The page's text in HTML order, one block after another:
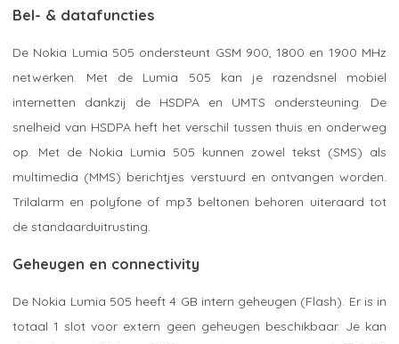
Bel- & datafuncties
De Nokia Lumia 505 ondersteunt GSM 900, 1800 en 1900 MHz
netwerken. Met de Lumia 505 kan je razendsnel mobiel
internetten dankzij de HSDPA en UMTS ondersteuning. De
snelheid van HSDPA heft het verschil tussen thuis en onderweg
op. Met de Nokia Lumia 505 kunnen zowel tekst (SMS) als
multimedia (MMS) berichtjes verstuurd en ontvangen worden.
Trilalarm en polyfone of mp3 beltonen behoren uiteraard tot
de standaarduitrusting.
Geheugen en connectivity
De Nokia Lumia 505 heeft 4 GB intern geheugen (Flash). Er is in
totaal 1 slot voor extern geen geheugen beschikbaar. Je kan